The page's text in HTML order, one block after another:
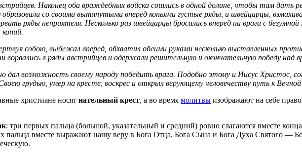
Наконец оба враждебных войска сошлись в одной долине, чтобы там дать
со своими вытянутыми вперед копьями густые ряды, и швейцарцы,
ряды неприятеля. Несколько раз швейцарцы бросались вперед на врага с
собою, выбежал вперед, обхватил обеими руками несколько выставленных
в ряды австрийцев и одержали решительную и окончательную победу над
возможность своему народу победить врага. Подобно этому и Иисус Христос,
грудью, умер на кресте, воскрес и открыл верующему человечеству путь к
христиане носят нательный крест, а во время молитвы изображают на себе
: три первых пальца (большой, указательный и средний) ровно слагаются вместе
вместе выражают нашу веру в Бога Отца, Бога Сына и Бога Духа Святого —